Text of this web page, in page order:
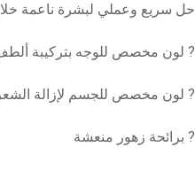
حل سريع وعملي لبشرة ناعمة
? لون مخصص للوجه بتركيبة
? لون مخصص للجسم لإزالة الشعر
? برائحة زهور منعشة